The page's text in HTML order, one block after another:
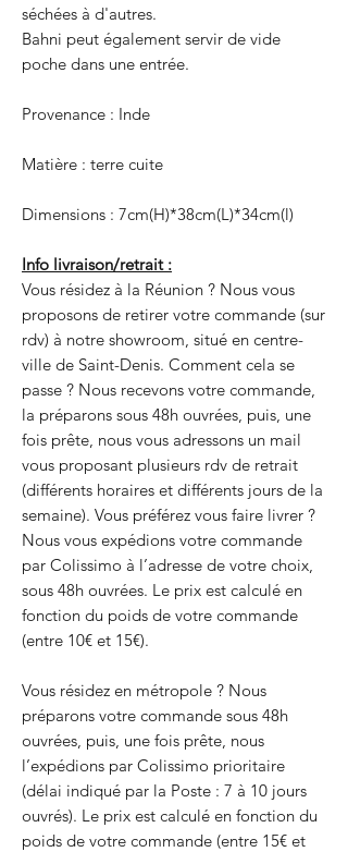
séchées à d'autres.
Bahni peut également servir de vide
poche dans une entrée.
Provenance : Inde
Matière : terre cuite
Dimensions : 7cm(H)*38cm(L)*34cm(l)
Info livraison/retrait :
Vous résidez à la Réunion ? Nous vous
proposons de retirer votre commande (sur
rdv) à notre showroom, situé en centre-
ville de Saint-Denis. Comment cela se
passe ? Nous recevons votre commande,
la préparons sous 48h ouvrées, puis, une
fois prête, nous vous adressons un mail
vous proposant plusieurs rdv de retrait
(différents horaires et différents jours de la
semaine). Vous préférez vous faire livrer ?
Nous vous expédions votre commande
par Colissimo à l’adresse de votre choix,
sous 48h ouvrées. Le prix est calculé en
fonction du poids de votre commande
(entre 10€ et 15€).
Vous résidez en métropole ? Nous
préparons votre commande sous 48h
ouvrées, puis, une fois prête, nous
l’expédions par Colissimo prioritaire
(délai indiqué par la Poste : 7 à 10 jours
ouvrés). Le prix est calculé en fonction du
poids de votre commande (entre 15€ et